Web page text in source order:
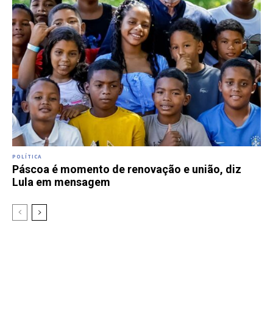
POLÍTICA
Páscoa é momento de renovação e união, diz
Lula em mensagem